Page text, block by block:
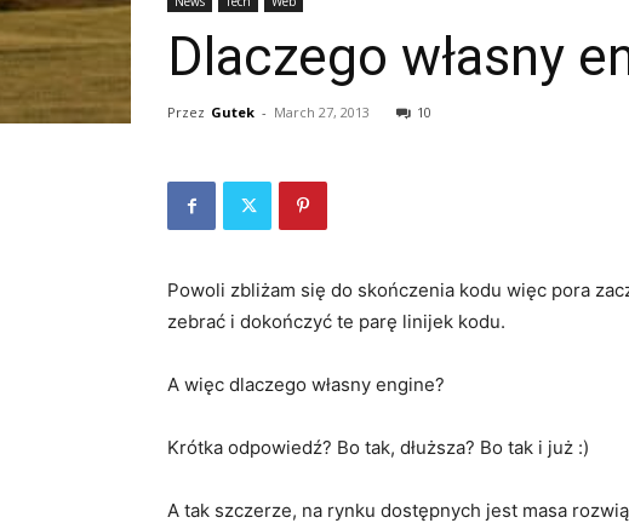
Dlaczego własny
Przez Gutek - March 27, 2013 10
Powoli zbliżam się do skończenia kodu więc pora
zebrać i dokończyć te parę linijek kodu.
A więc dlaczego własny engine?
Krótka odpowiedź? Bo tak, dłuższa? Bo tak i już :)
A tak szczerze, na rynku dostępnych jest masa